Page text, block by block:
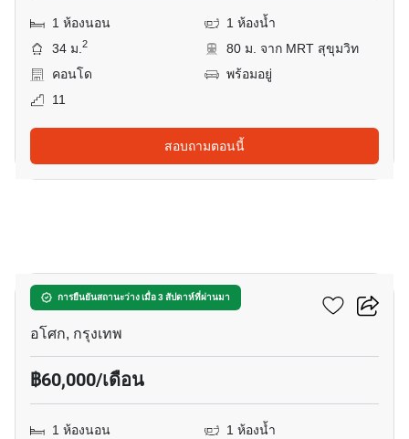
1 ห้องนอน
1 ห้องน้ำ
34 ม.2
80 ม. จาก MRT สุขุมวิท
คอนโด
พร้อมอยู่
11
สอบถามตอนนี้
การยืนยันสถานะว่าง เมื่อ 3 สัปดาห์ที่ผ่านมา
ดิ เอส อโศก
อโศก, กรุงเทพ
฿60,000/เดือน
1 ห้องนอน 1 ห้องน้ำ